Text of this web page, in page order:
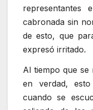
representantes
cabronada sin
de esto, que
expresó irritado.
Al tiempo que se
en verdad,
cuando se